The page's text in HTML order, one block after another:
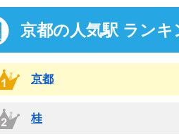
京都の人気駅 ランキ
京都
桂